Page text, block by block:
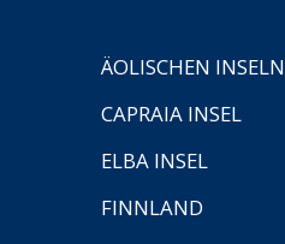
ÄOLISCHEN INSELN
CAPRAIA INSEL
ELBA INSEL
FINNLAND